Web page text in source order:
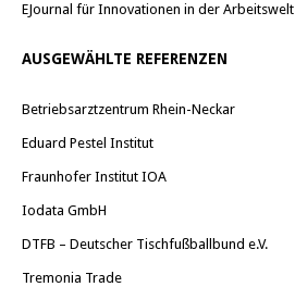
EJournal für Innovationen in der Arbeitswelt
AUSGEWÄHLTE REFERENZEN
Betriebsarztzentrum Rhein-Neckar
Eduard Pestel Institut
Fraunhofer Institut IOA
Iodata GmbH
DTFB – Deutscher Tischfußballbund e.V.
Tremonia Trade